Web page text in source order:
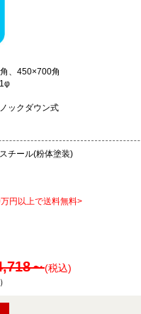
、450×700角
ックダウン式
チール(粉体塗装)
円以上で送料無料>
～(税込)
）